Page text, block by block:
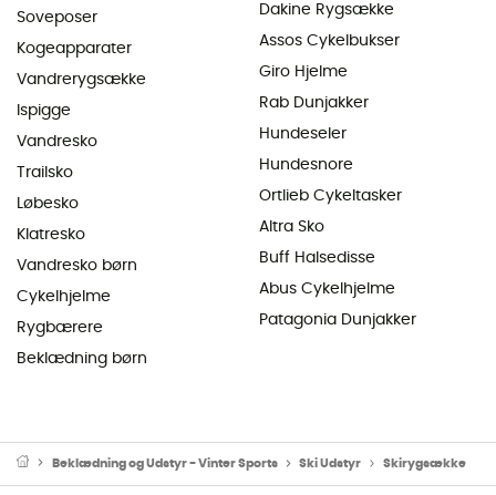
Soveposer
Kogeapparater
Vandrerygsække
Ispigge
Vandresko
Trailsko
Løbesko
Klatresko
Vandresko børn
Cykelhjelme
Rygbærere
Beklædning børn
Dakine Rygsække
Assos Cykelbukser
Giro Hjelme
Rab Dunjakker
Hundeseler
Hundesnore
Ortlieb Cykeltasker
Altra Sko
Buff Halsedisse
Abus Cykelhjelme
Patagonia Dunjakker
Beklædning og Udstyr - Vinter Sports Ski Udstyr Skirygsække